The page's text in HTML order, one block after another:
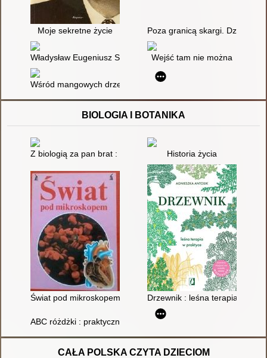
Moje sekretne życie Poza granicą skargi. Dzienniki
Władysław Eugeniusz Sikorski : biografia polityczna
Wejść tam nie można
Wśród mangowych drzew : wspomnienia z dzieciństwa w
BIOLOGIA I BOTANIKA
Z biologią za pan brat : eksperymenty biologiczne
Historia życia
Świat pod mikroskopem [DP-M]Drzewnik : leśna terapia w
ABC różdżki : praktyczne kompendium radiestezji dla
CAŁA POLSKA CZYTA DZIECIOM